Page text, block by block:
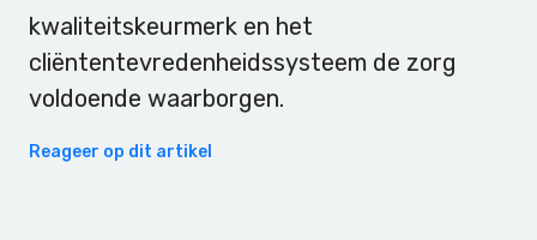
kwaliteitskeurmerk en het
cliëntentevredenheidssysteem de zorg
voldoende waarborgen.
Reageer op dit artikel